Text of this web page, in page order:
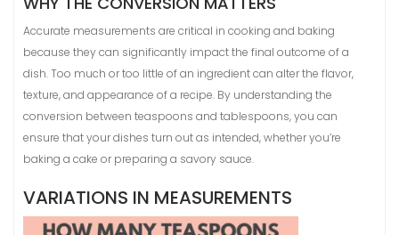
Accurate measurements are critical in cooking and baking
because they can significantly impact the final outcome of a
dish. Too much or too little of an ingredient can alter the flavor,
texture, and appearance of a recipe. By understanding the
conversion between teaspoons and tablespoons, you can
ensure that your dishes turn out as intended, whether you’re
baking a cake or preparing a savory sauce.
VARIATIONS IN MEASUREMENTS